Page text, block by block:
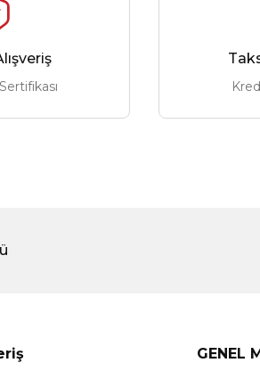
GENEL